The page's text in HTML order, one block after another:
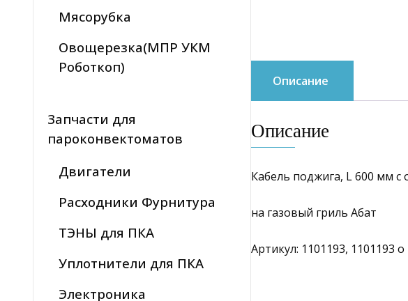
Описание
Описание
Кабель поджига, L 600 мм c
на газовый гриль Абат
Артикул: 1101193, 1101193 о
Мясорубка
Овощерезка(МПР УКМ
Роботкоп)
Запчасти для
пароконвектоматов
Двигатели
Расходники Фурнитура
ТЭНЫ для ПКА
Уплотнители для ПКА
Электроника